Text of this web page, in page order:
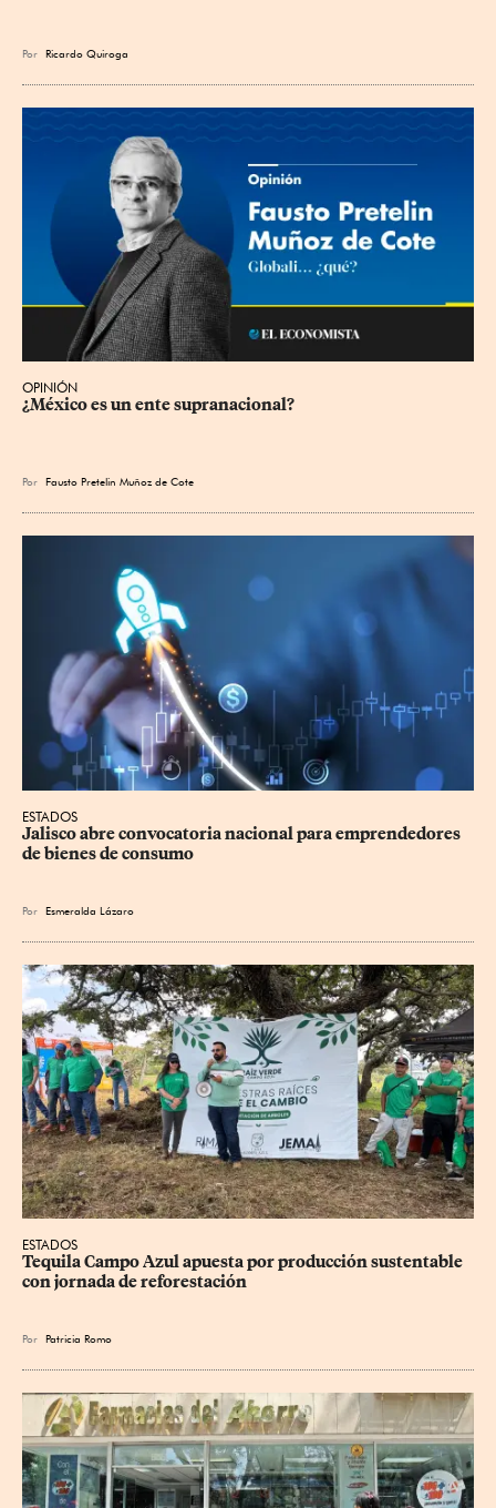
Por Ricardo Quiroga
OPINIÓN
¿México es un ente supranacional?
Por Fausto Pretelin Muñoz de Cote
ESTADOS
Jalisco abre convocatoria nacional para emprendedores
de bienes de consumo
Por Esmeralda Lázaro
ESTADOS
Tequila Campo Azul apuesta por producción sustentable
con jornada de reforestación
Por Patricia Romo